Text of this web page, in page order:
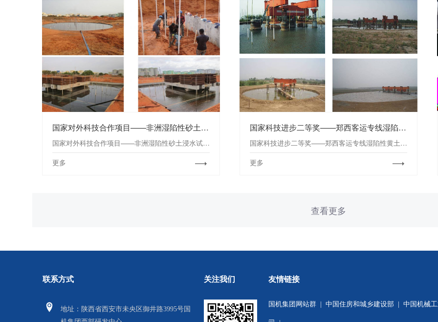
国家对外科技合作项目——非洲湿陷性砂土浸水试验研究
国家对外科技合作项目——非洲湿陷性砂土浸水试验研究
更多
国家科技进步二等奖——郑西客运专线湿陷性黄土场地桩基浸水试验研究
国家科技进步二等奖——郑西客运专线湿陷性黄土场地桩基浸水试验研究
更多
查看更多
联系方式
地址：陕西省西安市未央区御井路3995号国
关注我们 友情链接
国机集团网站群 中国住房和城乡建设部 中国机械